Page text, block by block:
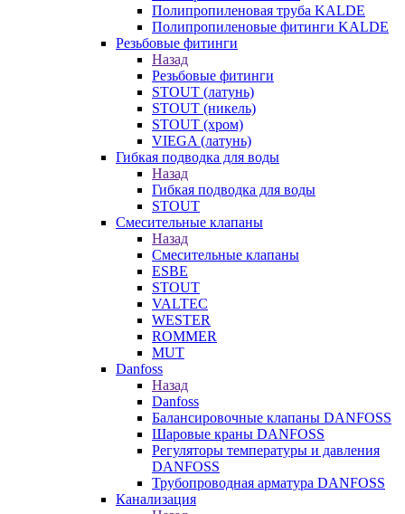
Полипропиленовая труба KALDE
Полипропиленовые фитинги KALDE
Резьбовые фитинги
Назад
Резьбовые фитинги
STOUT (латунь)
STOUT (никель)
STOUT (хром)
VIEGA (латунь)
Гибкая подводка для воды
Назад
Гибкая подводка для воды
STOUT
Смесительные клапаны
Назад
Смесительные клапаны
ESBE
STOUT
VALTEC
WESTER
ROMMER
MUT
Danfoss
Назад
Danfoss
Балансировочные клапаны DANFOSS
Шаровые краны DANFOSS
Регуляторы температуры и давления
DANFOSS
Трубопроводная арматура DANFOSS
Канализация